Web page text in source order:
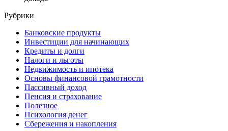
Рубрики
Банковские продукты
Инвестиции для начинающих
Кредиты и долги
Налоги и льготы
Недвижимость и ипотека
Основы финансовой грамотности
Пассивный доход
Пенсия и страхование
Полезное
Психология денег
Сбережения и накопления